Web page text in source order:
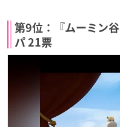
第9位：『ムーミン
パ 21票